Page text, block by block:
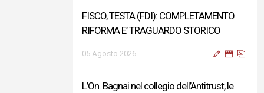
FISCO, TESTA (FDI): COMPLETAMENTO
RIFORMA E’ TRAGUARDO STORICO
05 Agosto 2026
L’On. Bagnai nel collegio dell’Antitrust, le